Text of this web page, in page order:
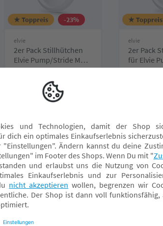
★ Toppreis -23%
elvie
2er Pack Stillhütchen
Elvie Pump/Stride M
17mm
UVP 29,90 CHF
22,90 CHF*
★ Toppreis
elvie
2er Pack
für Elvie
19mm
Alternative, wenn du dein Baby
bezeichnet, da das Baby seitlich unter
Arm klemmt.